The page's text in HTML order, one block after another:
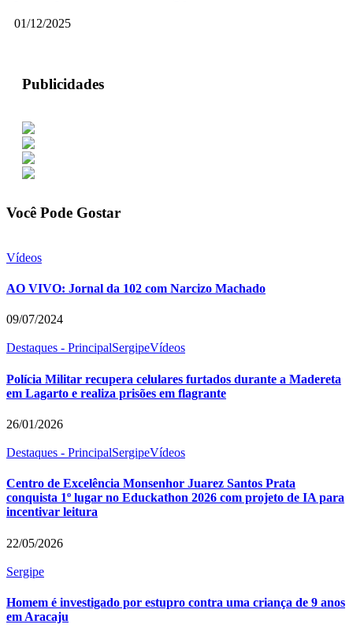
01/12/2025
Publicidades
Você Pode Gostar
Vídeos
AO VIVO: Jornal da 102 com Narcizo Machado
09/07/2024
Destaques - PrincipalSergipeVídeos
Polícia Militar recupera celulares furtados durante a Madereta
em Lagarto e realiza prisões em flagrante
26/01/2026
Destaques - PrincipalSergipeVídeos
Centro de Excelência Monsenhor Juarez Santos Prata
conquista 1º lugar no Educkathon 2026 com projeto de IA para
incentivar leitura
22/05/2026
Sergipe
Homem é investigado por estupro contra uma criança de 9 anos
em Aracaju